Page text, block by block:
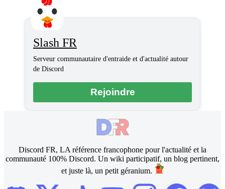
Slash FR
Serveur communautaire d'entraide et d'actualité autour
de Discord
Rejoindre
Discord FR, LA référence francophone pour l'actualité et la
communauté 100% Discord. Un wiki participatif, un blog pertinent,
et juste là, un petit géranium.